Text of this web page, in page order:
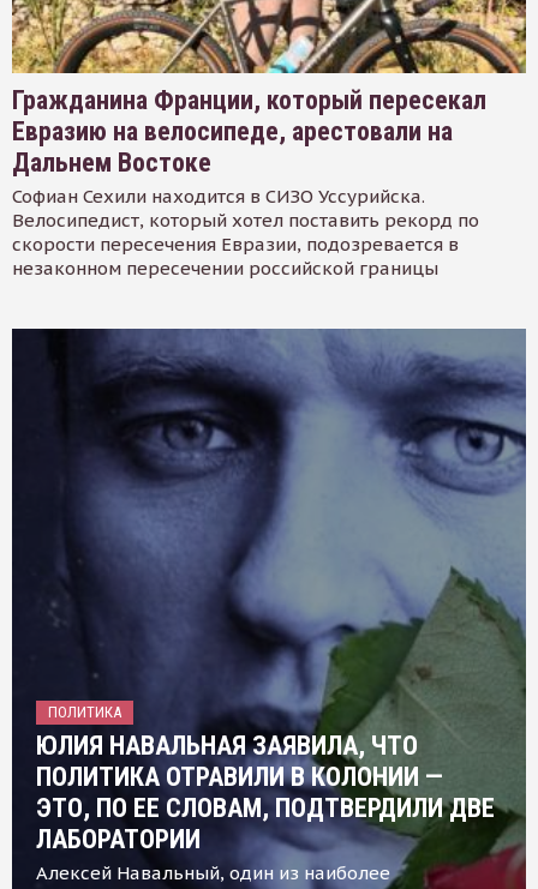
Гражданина Франции, который пересекал
Евразию на велосипеде, арестовали на
Дальнем Востоке
Софиан Сехили находится в СИЗО Уссурийска.
Велосипедист, который хотел поставить рекорд по
скорости пересечения Евразии, подозревается в
незаконном пересечении российской границы
ПОЛИТИКА
ЮЛИЯ НАВАЛЬНАЯ ЗАЯВИЛА, ЧТО
ПОЛИТИКА ОТРАВИЛИ В КОЛОНИИ —
ЭТО, ПО ЕЕ СЛОВАМ, ПОДТВЕРДИЛИ ДВЕ
ЛАБОРАТОРИИ
Алексей Навальный, один из наиболее